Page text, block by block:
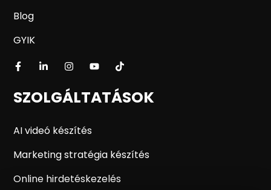
Blog
GYIK
SZOLGÁLTATÁSOK
AI videó készítés
Marketing stratégia készítés
Online hirdetéskezelés